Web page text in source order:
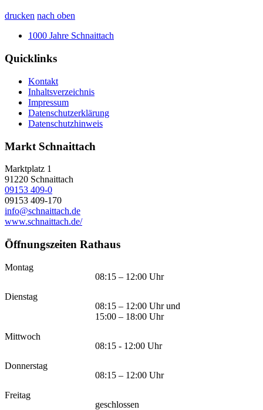
drucken nach oben
1000 Jahre Schnaittach
Quicklinks
Kontakt
Inhaltsverzeichnis
Impressum
Datenschutzerklärung
Datenschutzhinweis
Markt Schnaittach
Marktplatz 1
91220 Schnaittach
09153 409-0
09153 409-170
info@schnaittach.de
www.schnaittach.de/
Öffnungszeiten Rathaus
Montag
08:15 – 12:00 Uhr
Dienstag
08:15 – 12:00 Uhr und
15:00 – 18:00 Uhr
Mittwoch
08:15 - 12:00 Uhr
Donnerstag
08:15 – 12:00 Uhr
Freitag
geschlossen